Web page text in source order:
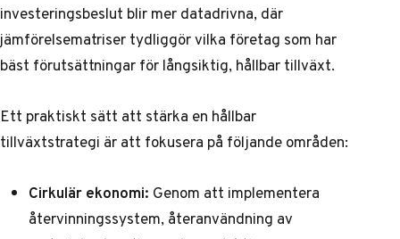
investeringsbeslut blir mer datadrivna, där
jämförelsematriser tydliggör vilka företag som har
bäst förutsättningar för långsiktig, hållbar tillväxt.
Ett praktiskt sätt att stärka en hållbar
tillväxtstrategi är att fokusera på följande områden:
Cirkulär ekonomi: Genom att implementera
återvinningssystem, återanvändning av